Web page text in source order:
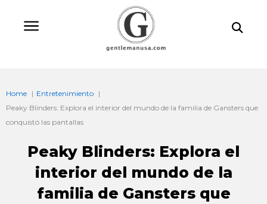
Home
Entretenimiento
Peaky Blinders: Explora el interior del mundo de la familia de Gansters que
conquistó las pantallas
Peaky Blinders: Explora el
interior del mundo de la
familia de Gansters que